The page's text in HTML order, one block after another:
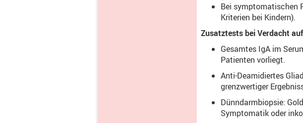
Bei symptomatischen
Kriterien bei Kindern).
Zusatztests bei Verdacht
Gesamtes IgA im
Patienten vorliegt.
Anti-Deamidiertes
grenzwertiger
Dünndarmbiopsie:
Symptomatik oder